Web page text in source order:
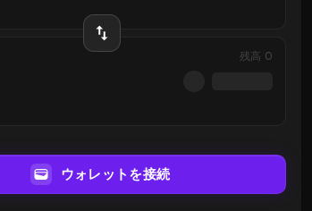
残高 0
ウォレットを接続